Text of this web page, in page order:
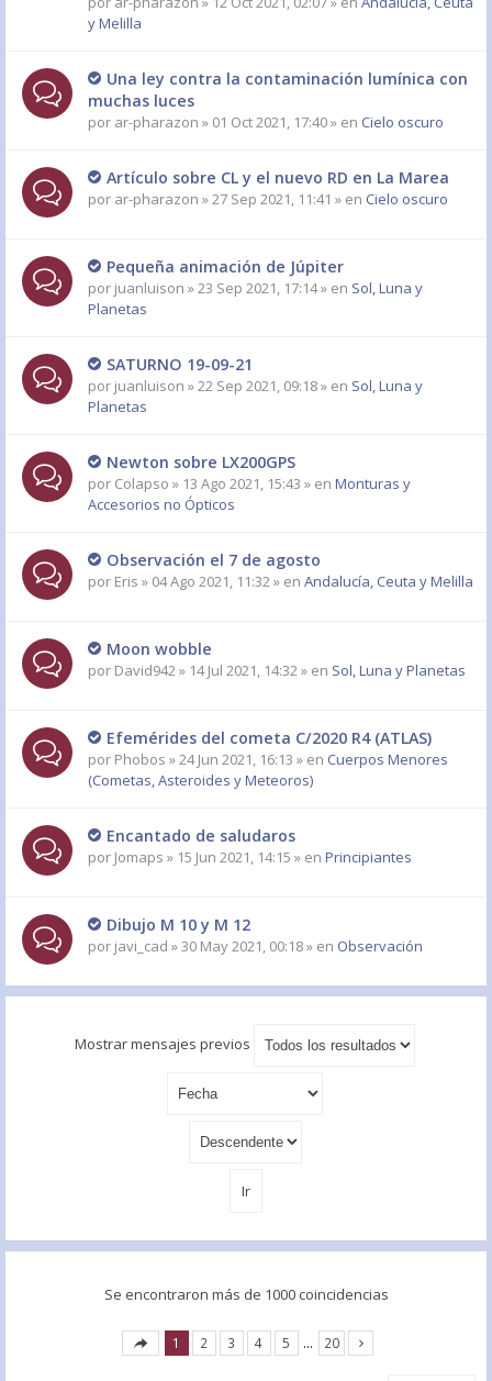
y Melilla
Una ley contra la contaminación lumínica con
muchas luces
por ar-pharazon » 01 Oct 2021, 17:40 » en Cielo oscuro
Artículo sobre CL y el nuevo RD en La Marea
por ar-pharazon » 27 Sep 2021, 11:41 » en Cielo oscuro
Pequeña animación de Júpiter
por juanluison » 23 Sep 2021, 17:14 » en Sol, Luna y
Planetas
SATURNO 19-09-21
por juanluison » 22 Sep 2021, 09:18 » en Sol, Luna y
Planetas
Newton sobre LX200GPS
por Colapso » 13 Ago 2021, 15:43 » en Monturas y
Accesorios no Ópticos
Observación el 7 de agosto
por Eris » 04 Ago 2021, 11:32 » en Andalucía, Ceuta y Melilla
Moon wobble
por David942» 14 Jul 2021, 14:32 » en Sol, Luna y Planetas
Efemérides del cometa C/2020 R4 (ATLAS)
por Phobos » 24 Jun 2021, 16:13 » en Cuerpos Menores
(Cometas, Asteroides y Meteoros)
Encantado de saludaros
por Jomaps » 15 Jun 2021, 14:15 » en Principiantes
Dibujo M 10 y M 12
por javi_cad » 30 May 2021, 00:18 » en Observación
Mostrar mensajes previos
Se encontraron más de 1000 coincidencias
1 2 3 4 5 … 20